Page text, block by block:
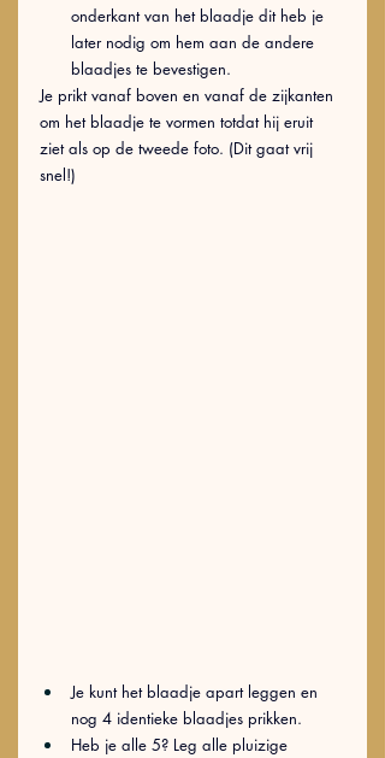
onderkant van het blaadje dit heb je
later nodig om hem aan de andere
blaadjes te bevestigen.
Je prikt vanaf boven en vanaf de zijkanten
om het blaadje te vormen totdat hij eruit
ziet als op de tweede foto. (Dit gaat vrij
snel!)
Je kunt het blaadje apart leggen en
nog 4 identieke blaadjes prikken.
Heb je alle 5? Leg alle pluizige